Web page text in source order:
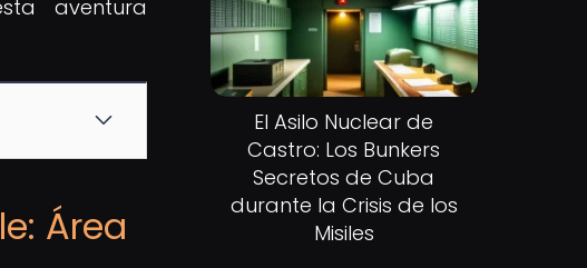
aventura
Área
El Asilo Nuclear de
Castro: Los Bunkers
Secretos de Cuba
durante la Crisis de los
Misiles